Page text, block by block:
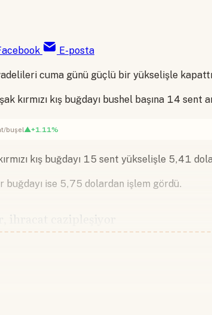
E-posta
cuma günü güçlü bir yükselişle
kırmızı kış buğdayı bushel başına 14 sent
buşel▲+1.11%
kış buğdayı 15 sent yükselişle 5,41
buğdayı ise 5,75 dolardan işlem gördü.
ihracat cazipleşiyor